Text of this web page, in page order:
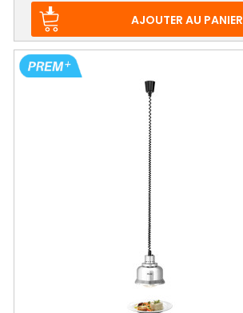
AJOUTER AU PANIER